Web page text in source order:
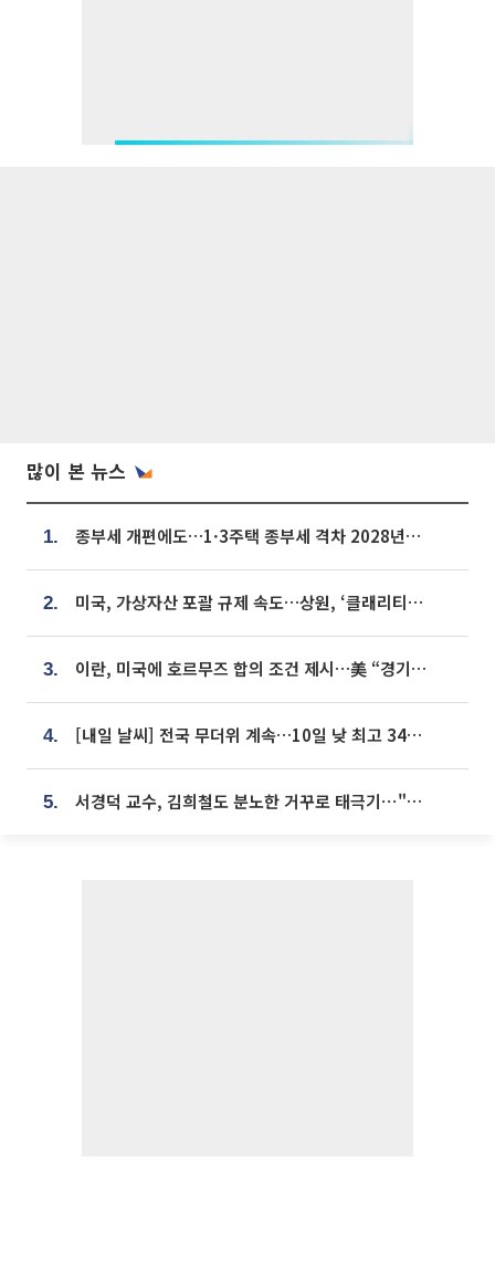
많이 본 뉴스
1. 종부세 개편에도…1·3주택 종부세 격차 2028년부터 확대
2. 미국, 가상자산 포괄 규제 속도…상원, ‘클래리티법’ 9월 절차투표 추진
3. 이란, 미국에 호르무즈 합의 조건 제시…美 “경기 아직 안 끝나” [종합]
4. [내일 날씨] 전국 무더위 계속…10일 낮 최고 34도 육박
5. 서경덕 교수, 김희철도 분노한 거꾸로 태극기⋯"엉터리는 아냐, 아쉬울 뿐"